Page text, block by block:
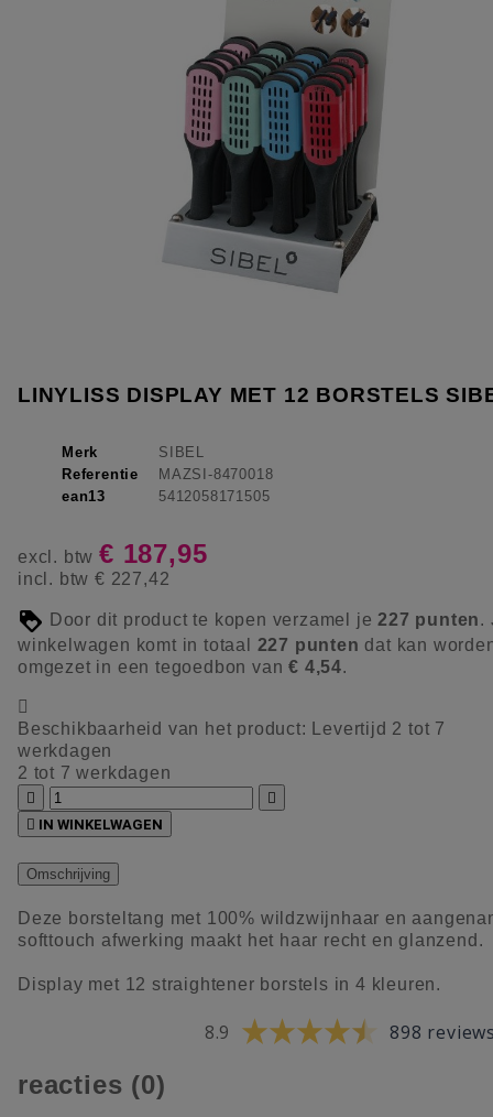
LINYLISS DISPLAY MET 12 BORSTELS
Merk
SIBEL
Referentie
MAZSI-8470018
ean13
5412058171505
excl. btw € 187,95
incl. btw € 227,42
Door dit product te kopen verzamel je227 punten.
winkelwagen komt in totaal 227 punten dat kan
omgezet in een tegoedbon van€ 4,54.

Beschikbaarheid van het product:
Levertijd 2 tot 7
werkdagen
2 tot 7 werkdagen


 IN WINKELWAGEN
Omschrijving
Deze borsteltang met 100% wildzwijnhaar en
softtouch afwerking maakt het haar recht en glanzend.
Display met 12 straightener borstels in 4 kleuren.
8.9 898
reacties (0)